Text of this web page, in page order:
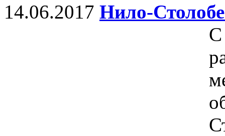
14.06.2017 Нило-
С